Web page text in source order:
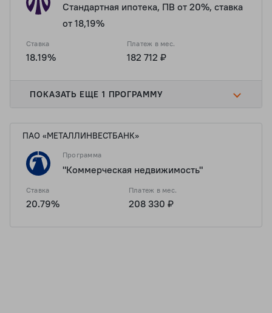
Стандартная ипотека, ПВ от 20%, ставка
от 18,19%
Ставка
18.19%
Платеж в мес.
182 712 ₽
ПОКАЗАТЬ ЕЩЕ 1 ПРОГРАММУ
ПАО «МЕТАЛЛИНВЕСТБАНК»
Программа
"Коммерческая недвижимость"
Ставка
20.79%
Платеж в мес.
208 330 ₽